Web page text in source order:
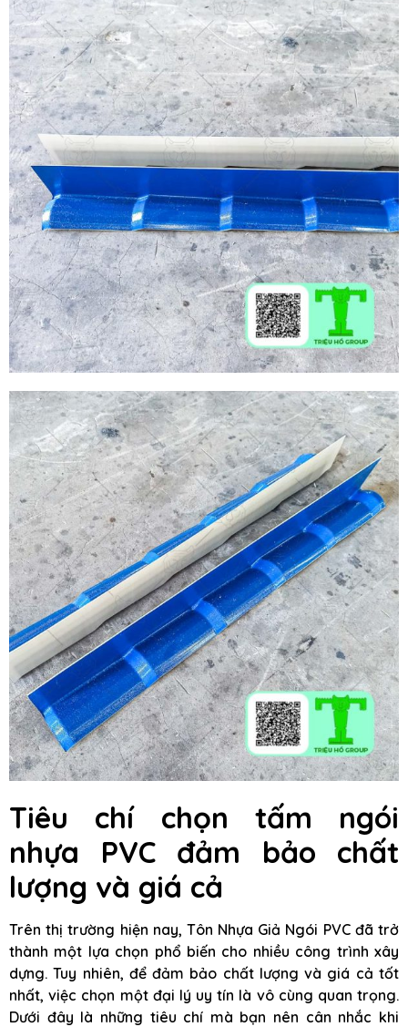
Tiêu chí chọn tấm ngói
nhựa PVC đảm bảo chất
lượng và giá cả
Trên thị trường hiện nay, Tôn Nhựa Giả Ngói PVC đã trở
thành một lựa chọn phổ biến cho nhiều công trình xây
dựng. Tuy nhiên, để đảm bảo chất lượng và giá cả tốt
nhất, việc chọn một đại lý uy tín là vô cùng quan trọng.
Dưới đây là những tiêu chí mà bạn nên cân nhắc khi